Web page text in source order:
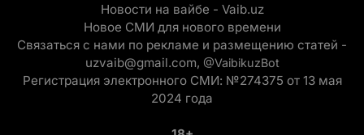
Новости на вайбе - Vaib.uz
Новое СМИ для нового времени
Связаться с нами по рекламе и размещению статей -
uzvaib@gmail.com, @VaibikuzBot
Регистрация электронного СМИ: №274375 от 13 мая
2024 года